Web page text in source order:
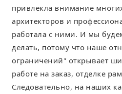
привлекла внимание
архитекторов и
работала с ними. И мы
делать, потому что наше
ограничений" открывает
работе на заказ, отделке
Следовательно, на наших